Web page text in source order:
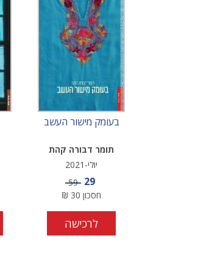
בעומק מישור העשב
תומר דבורה קהת
יולי-2021
מחיר מבצע
29 מחיר
59
חסכון 30
₪
לרכישה